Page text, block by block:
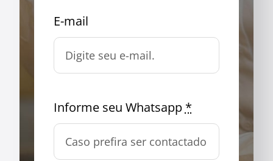
E-mail
Informe seu Whatsapp *